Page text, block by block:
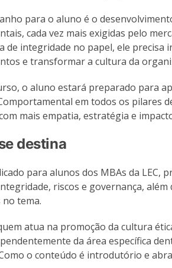
para o aluno é o
cada vez mais exigidas pelo
de integridade no papel, ele precisa
e transformar a cultura da
o aluno estará preparado para
em todos os pilares
mais empatia, estratégia e
destina
para alunos dos MBAs da LEC,
riscos e governança, além
tema.
atua na promoção da cultura
da área específica
o conteúdo é introdutório e